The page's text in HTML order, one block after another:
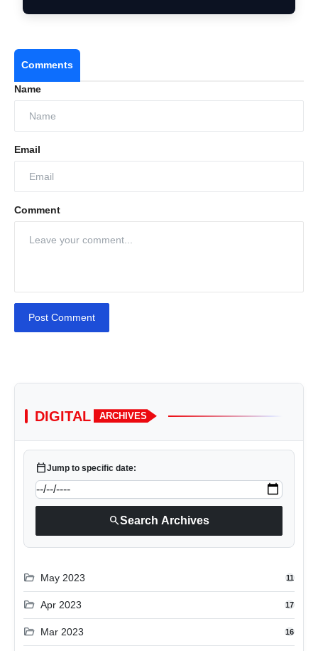
Comments
Name
Email
Comment
Post Comment
DIGITAL ARCHIVES
calendar_todayJump to specific date:
searchSearch Archives
folder_open May 2023 11
folder_open Apr 2023 17
folder_open Mar 2023 16